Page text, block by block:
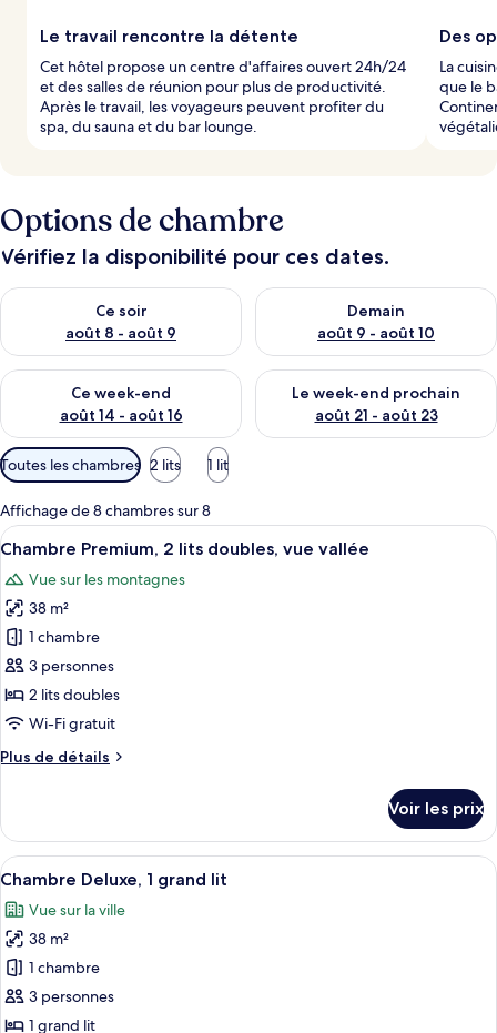
Le travail rencontre la détente
Cet hôtel propose un centre d'affaires ouvert 24h/24
et des salles de réunion pour plus de productivité.
Après le travail, les voyageurs peuvent profiter du
spa, du sauna et du bar lounge.
Des
La
que le
Options de chambre
Vérifiez la disponibilité pour ces dates.
Ce soir
août 8 - août 9
Vérifier la disponibilité pour ce soir août 8 - août 9
Demain
août 9 - août 10
Vérifier la disponibilité pour
Ce week-end
août 14 - août 16
Vérifier la disponibilité pour ce week-end août 14 - août 16
Le week-end prochain
août 21 - août 23
Vérifier la disponibilité pour
Filtres
disponibles
pour
les
chambres
Toutes les chambres 2 lits 1 lit
Affichage de 8 chambres sur 8
Afficher
toutes
les
photos
pour
ce
type
de
chambre :
Chambre
lits
doubles,
vue
vallée
Une chambre d’hôtel avec deux lits,
6
Chambre Premium, 2 lits doubles, vue vallée
Vue sur les montagnes
38 m²
1 chambre
3 personnes
2 lits doubles
Wi-Fi gratuit
Plus de détails
Plus
le
type
de
Chambre
Premium,
lits
doubles,
vue
Voir les prix
Afficher
toutes
les
photos
pour
ce
type
Une chambre d’hôtel avec un grand
7
Chambre Deluxe, 1 grand lit
Vue sur la ville
38 m²
1 chambre
3 personnes
1 grand lit